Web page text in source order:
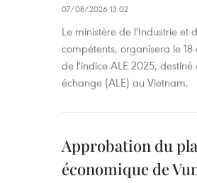
07/08/2026 13:02
Le ministère de l'Industrie et
compétents, organisera le
de l'indice ALE 2025,
échange (ALE) au Vietnam.
Approbation du
économique de